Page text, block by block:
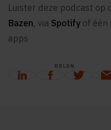
Luister deze podcast op
Bazen, via Spotify of één
apps
DELEN